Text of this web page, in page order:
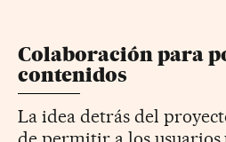
Colaboración para
contenidos
La idea detrás del